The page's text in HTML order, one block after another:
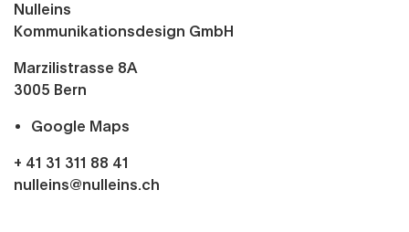
Nulleins
Kommunikationsdesign GmbH
Marzilistrasse 8A
3005 Bern
Google Maps
+ 41 31 311 88 41
nulleins@nulleins.ch